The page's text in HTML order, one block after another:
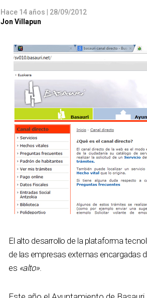
Hace 14 años | 28/09/2012
Jon Villapun
El alto desarrollo de la plataforma
de las empresas externas encargadas
es «alto».